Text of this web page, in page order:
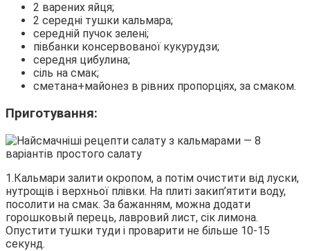
2 варених яйця;
2 середні тушки кальмара;
середній пучок зелені;
півбанки консервованої кукурудзи;
середня цибулина;
сіль на смак;
сметана+майонез в рівних пропорціях, за смаком.
Приготування:
1.Кальмари залити окропом, а потім очистити від луски,
нутрощів і верхньої плівки. На плиті закип’ятити воду,
посолити на смак. За бажанням, можна додати
горошковый перець, лавровий лист, сік лимона.
Опустити тушки туди і проварити не більше 10-15
секунд.